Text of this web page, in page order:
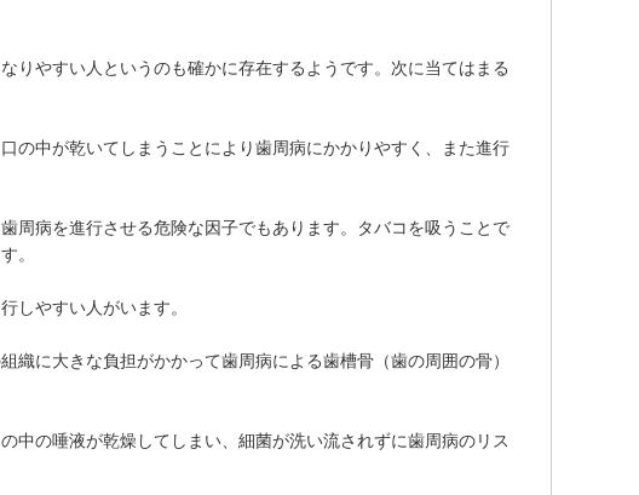
りやすい人というのも確かに存在するようです。次に当てはまる
の中が乾いてしまうことにより歯周病にかかりやすく、また進行
周病を進行させる危険な因子でもあります。タバコを吸うことで
。
しやすい人がいます。
織に大きな負担がかかって歯周病による歯槽骨（歯の周囲の骨）
中の唾液が乾燥してしまい、細菌が洗い流されずに歯周病のリス